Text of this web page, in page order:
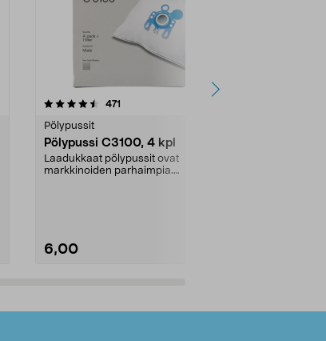
471
Pölypussit
Pölypussi C3100, 4 kpl
Laadukkaat pölypussit ovat
markkinoiden parhaimpia.
6,00
4.5viidestä